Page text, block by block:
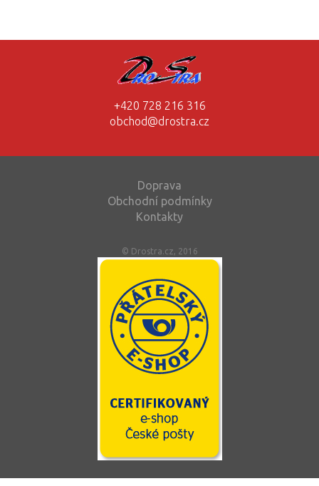
+420 728 216 316
obchod@drostra.cz
Doprava
Obchodní podmínky
Kontakty
© Drostra.cz, 2016